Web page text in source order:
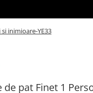
inimioare-YE33
de pat Finet 1